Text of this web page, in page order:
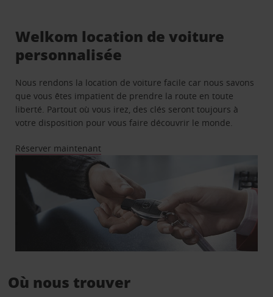
Welkom location de voiture
personnalisée
Nous rendons la location de voiture facile car nous savons
que vous êtes impatient de prendre la route en toute
liberté. Partout où vous irez, des clés seront toujours à
votre disposition pour vous faire découvrir le monde.
Réserver maintenant
Où nous trouver